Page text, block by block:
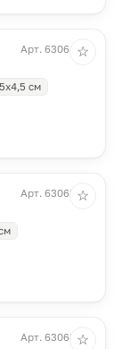
Арт. 63061.10
см
☆
Арт. 63062.59
☆
Арт. 63063.30
☆